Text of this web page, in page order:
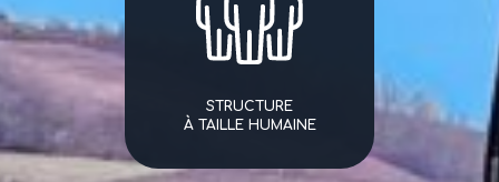
STRUCTURE
À TAILLE HUMAINE